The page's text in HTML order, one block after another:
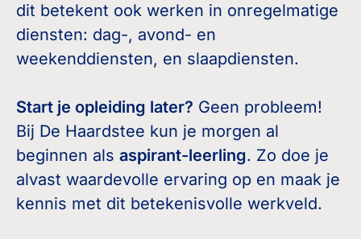
dit betekent ook werken in onregelmatige
diensten: dag-, avond- en
weekenddiensten, en slaapdiensten.
Start je opleiding later? Geen probleem!
Bij De Haardstee kun je morgen al
beginnen als aspirant-leerling. Zo doe je
alvast waardevolle ervaring op en maak je
kennis met dit betekenisvolle werkveld.